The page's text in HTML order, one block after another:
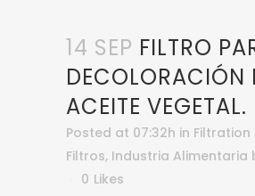
14 SEP FILTRO
DECOLORACIÓN
ACEITE VEGETAL.
Posted at 07:32h in Filtration
Filtros, Industria Alimentaria
0 Likes